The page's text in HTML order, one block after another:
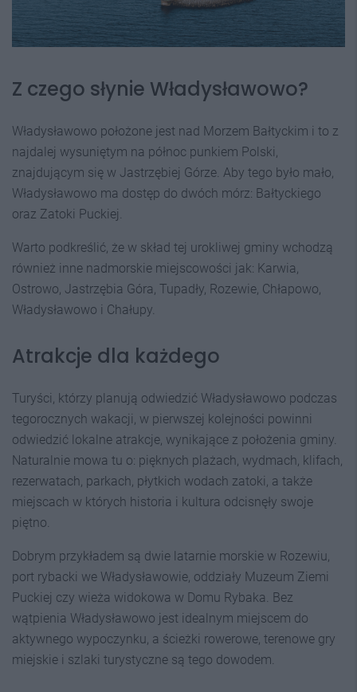
Z czego słynie Władysławowo?
Władysławowo położone jest nad Morzem Bałtyckim i to z
najdalej wysuniętym na północ punkiem Polski,
znajdującym się w Jastrzębiej Górze. Aby tego było mało,
Władysławowo ma dostęp do dwóch mórz: Bałtyckiego
oraz Zatoki Puckiej.
Warto podkreślić, że w skład tej urokliwej gminy wchodzą
również inne nadmorskie miejscowości jak: Karwia,
Ostrowo, Jastrzębia Góra, Tupadły, Rozewie, Chłapowo,
Władysławowo i Chałupy.
Atrakcje dla każdego
Turyści, którzy planują odwiedzić Władysławowo podczas
tegorocznych wakacji, w pierwszej kolejności powinni
odwiedzić lokalne atrakcje, wynikające z położenia gminy.
Naturalnie mowa tu o: pięknych plażach, wydmach, klifach,
rezerwatach, parkach, płytkich wodach zatoki, a także
miejscach w których historia i kultura odcisnęły swoje
piętno.
Dobrym przykładem są dwie latarnie morskie w Rozewiu,
port rybacki we Władysławowie, oddziały Muzeum Ziemi
Puckiej czy wieża widokowa w Domu Rybaka. Bez
wątpienia Władysławowo jest idealnym miejscem do
aktywnego wypoczynku, a ścieżki rowerowe, terenowe gry
miejskie i szlaki turystyczne są tego dowodem.